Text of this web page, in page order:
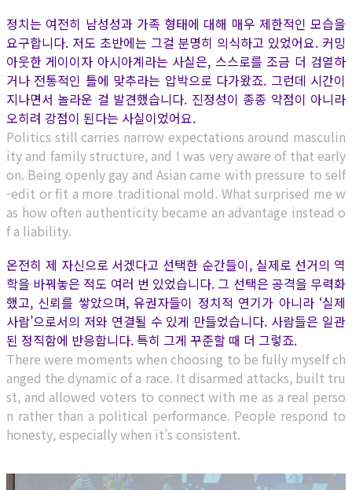
정치는 여전히 남성성과 가족 형태에 대해 매우 제한적인 모습을
요구합니다. 저도 초반에는 그걸 분명히 의식하고 있었어요. 커밍
아웃한 게이이자 아시아계라는 사실은, 스스로를 조금 더 검열하
거나 전통적인 틀에 맞추라는 압박으로 다가왔죠. 그런데 시간이
지나면서 놀라운 걸 발견했습니다. 진정성이 종종 약점이 아니라
오히려 강점이 된다는 사실이었어요.
Politics still carries narrow expectations around masculin
ity and family structure, and I was very aware of that early
on. Being openly gay and Asian came with pressure to self
-edit or fit a more traditional mold. What surprised me w
as how often authenticity became an advantage instead o
f a liability.
온전히 제 자신으로 서겠다고 선택한 순간들이, 실제로 선거의 역
학을 바꿔놓은 적도 여러 번 있었습니다. 그 선택은 공격을 무력화
했고, 신뢰를 쌓았으며, 유권자들이 정치적 연기가 아니라 ‘실제
사람’으로서의 저와 연결될 수 있게 만들었습니다. 사람들은 일관
된 정직함에 반응합니다. 특히 그게 꾸준할 때 더 그렇죠.
There were moments when choosing to be fully myself ch
anged the dynamic of a race. It disarmed attacks, built tru
st, and allowed voters to connect with me as a real perso
n rather than a political performance. People respond to
honesty, especially when it’s consistent.